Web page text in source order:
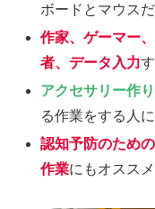
ボードとマウス
作家、ゲーマー
者、データ入力
アクセサリー作
る作業をする人
認知予防のため
作業にもオススメ